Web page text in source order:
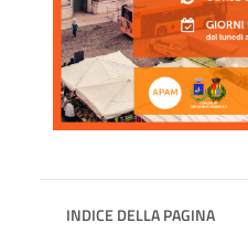
INDICE DELLA PAGINA